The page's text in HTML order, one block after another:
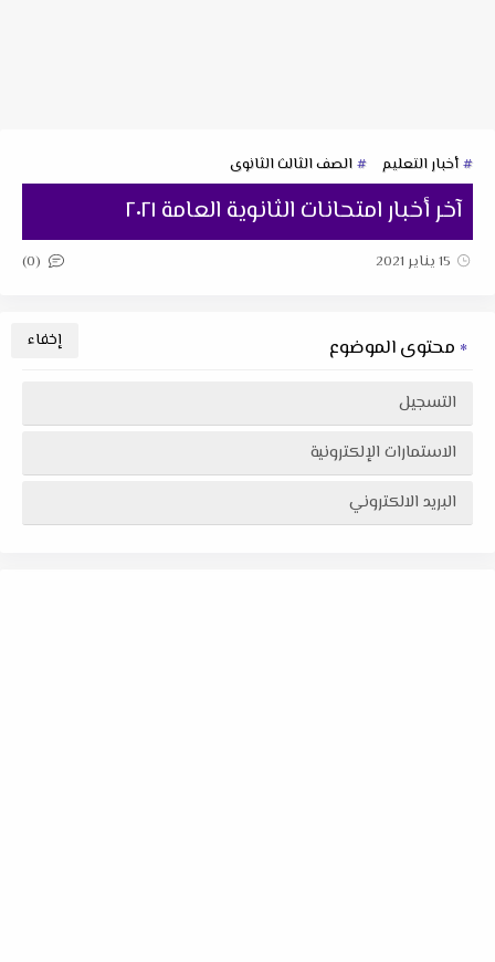
أخبار التعليم الصف الثالث الثانوى
آخر أخبار امتحانات الثانوية العامة ٢٠٢١
15 يناير 2021 (0)
محتوى الموضوع
التسجيل
الاستمارات الإلكترونية
البريد الالكتروني